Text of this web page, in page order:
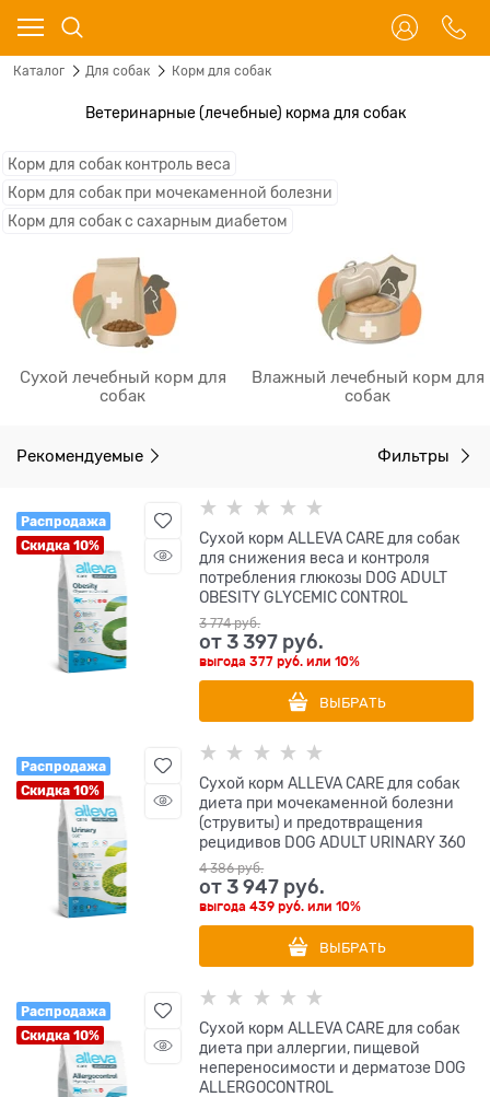
Каталог Для собак Корм для собак
Ветеринарные (лечебные) корма для собак
Корм для собак контроль веса
Корм для собак при мочекаменной болезни
Корм для собак с сахарным диабетом
Сухой лечебный корм для
собак
Влажный лечебный корм для
собак
Рекомендуемые Фильтры
Распродажа
Скидка 10%
Сухой корм ALLEVA CARE для собак
для снижения веса и контроля
потребления глюкозы DOG ADULT
OBESITY GLYCEMIC CONTROL
3 774 руб.
от3 397 руб.
выгода377 руб. или10%
ВЫБРАТЬ
Распродажа
Скидка 10%
Сухой корм ALLEVA CARE для собак
диета при мочекаменной болезни
(струвиты) и предотвращения
рецидивов DOG ADULT URINARY 360
4 386 руб.
от3 947 руб.
выгода439 руб. или10%
ВЫБРАТЬ
Распродажа
Скидка 10%
Сухой корм ALLEVA CARE для собак
диета при аллергии, пищевой
непереносимости и дерматозе DOG
ALLERGOCONTROL